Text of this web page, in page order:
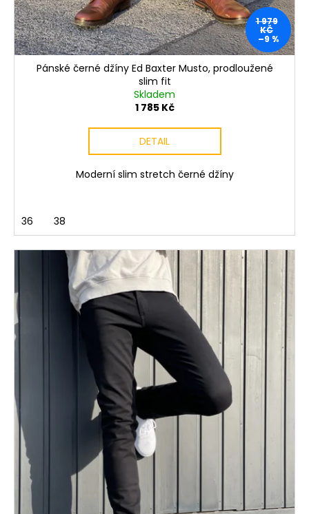
1 979
KČ
–9 %
Pánské černé džíny Ed Baxter Musto, prodloužené
slim fit
Skladem
1 785 Kč
DETAIL
Moderní slim stretch černé džíny
36 38